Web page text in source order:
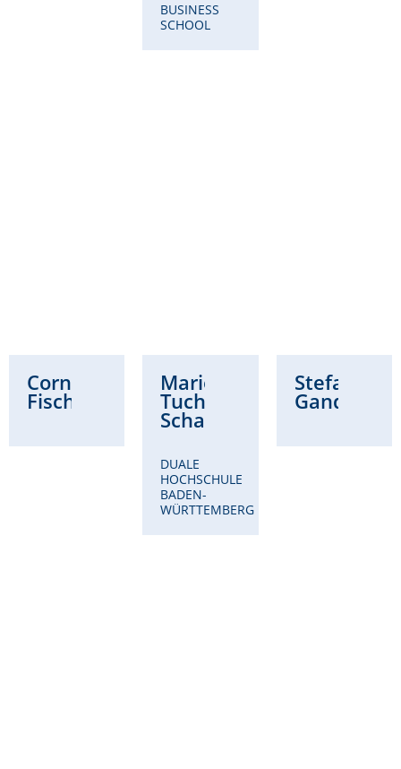
BUSINESS
SCHOOL
Cornelia
Fischer
Marie
Tuchscherer-
Schad
DUALE
HOCHSCHULE
BADEN-
WÜRTTEMBERG
Stefanie
Gandt